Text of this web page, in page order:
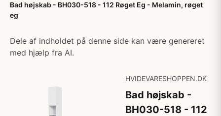
Bad højskab - BH030-518 - 112 Røget Eg - Melamin, røget
eg
Dele af indholdet på denne side kan være genereret
med hjælp fra AI.
HVIDEVARESHOPPEN.DK
Bad højskab -
BH030-518 - 112